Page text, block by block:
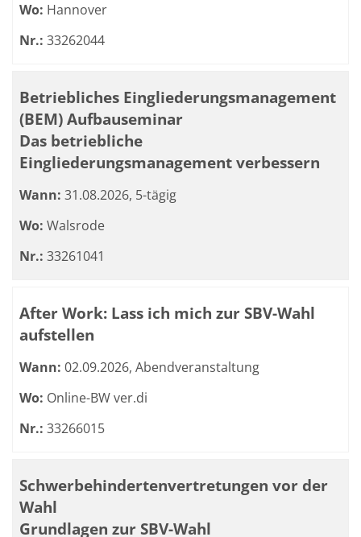
Wo: Hannover
Nr.: 33262044
Betriebliches Eingliederungsmanagement
(BEM) Aufbauseminar
Das betriebliche
Eingliederungsmanagement verbessern
Wann: 31.08.2026, 5-tägig
Wo: Walsrode
Nr.: 33261041
After Work: Lass ich mich zur SBV-Wahl
aufstellen
Wann: 02.09.2026, Abendveranstaltung
Wo: Online-BW ver.di
Nr.: 33266015
Schwerbehindertenvertretungen vor der
Wahl
Grundlagen zur SBV-Wahl